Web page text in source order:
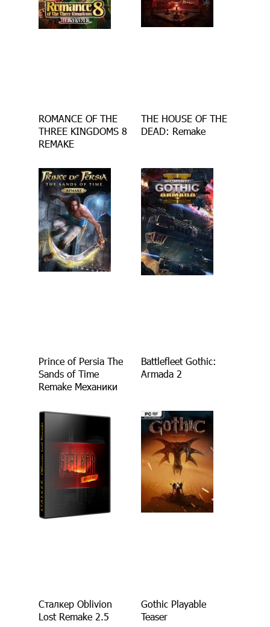
ROMANCE OF THE
THREE KINGDOMS 8
REMAKE
THE HOUSE OF THE
DEAD: Remake
Prince of Persia The
Sands of Time
Remake Механики
Battlefleet Gothic:
Armada 2
Сталкер Oblivion
Lost Remake 2.5
Gothic Playable
Teaser